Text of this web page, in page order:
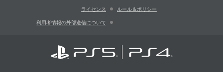
ライセンス ルール＆ポリシー
利用者情報の外部送信について